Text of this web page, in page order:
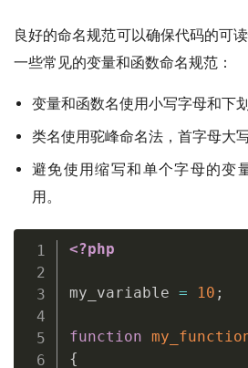
良好的命名规范可以确保代码的可
一些常见的变量和函数命名规范：
变量和函数名使用小写字母和下划
类名使用驼峰命名法，首字母大写
避免使用缩写和单个字母的变
用。
<?php
my_variable = 10 ;
function
{